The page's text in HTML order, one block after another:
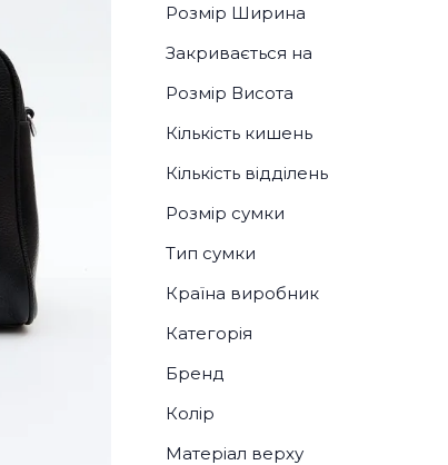
Розмір Ширина
Закривається на
Розмір Висота
Кількість кишень
Кількість відділень
Розмір сумки
Тип сумки
Країна виробник
Категорія
Бренд
Колір
Матеріал верху